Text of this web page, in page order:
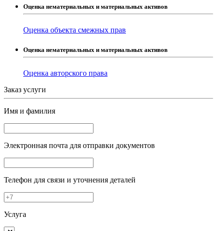
Оценка нематериальных и материальных активов
Оценка объекта смежных прав
Оценка нематериальных и материальных активов
Оценка авторского права
Заказ услуги
Имя и фамилия
Электронная почта для отправки документов
Телефон для связи и уточнения деталей
Услуга